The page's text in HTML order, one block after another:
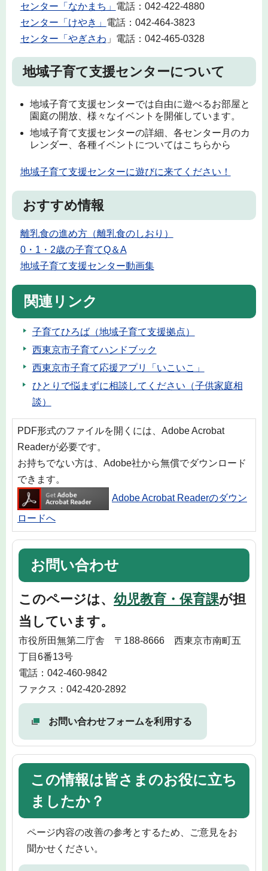
センター「なかまち」 電話：042-422-4880
センター「けやき」 電話：042-464-3823
センター「やぎさわ 」電話：042-465-0328
地域子育て支援センターについて
地域子育て支援センターでは自由に遊べるお部屋と
園庭の開放、様々なイベントを開催しています。
地域子育て支援センターの詳細、各センター月のカ
レンダー、各種イベントについてはこちらから
地域子育て支援センターに遊びに来てください！
おすすめ情報
離乳食の進め方（離乳食のしおり）
0・1・2歳の子育てQ＆A
地域子育て支援センター動画集
関連リンク
子育てひろば（地域子育て支援拠点）
西東京市子育てハンドブック
西東京市子育て応援アプリ「いこいこ」
ひとりで悩まずに相談してください（子供家庭相
談）
PDF形式のファイルを開くには、Adobe Acrobat
Readerが必要です。
お持ちでない方は、Adobe社から無償でダウンロード
できます。
Adobe Acrobat Readerのダウン
ロードへ
お問い合わせ
このページは、 幼児教育・保育課が担
当しています。
市役所田無第二庁舎 〒188-8666 西東京市南町五
丁目6番13号
電話：042-460-9842
ファクス：042-420-2892
お問い合わせフォームを利用する
この情報は皆さまのお役に立ち
ましたか？
ページ内容の改善の参考とするため、ご意見をお
聞かせください。